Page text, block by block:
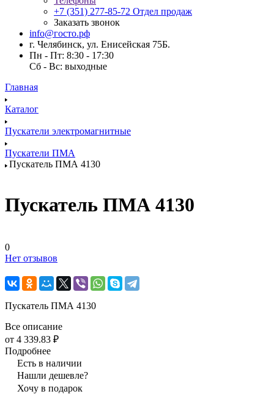
+7 (351) 277-85-72 Отдел продаж
Заказать звонок
info@госто.рф
г. Челябинск, ул. Енисейская 75Б.
Пн - Пт: 8:30 - 17:30
Сб - Вс: выходные
Главная
Каталог
Пускатели электромагнитные
Пускатели ПМА
Пускатель ПМА 4130
Пускатель ПМА 4130
0
Нет отзывов
Пускатель ПМА 4130
Все описание
от 4 339.83 ₽
Подробнее
Есть в наличии
Нашли дешевле?
Хочу в подарок